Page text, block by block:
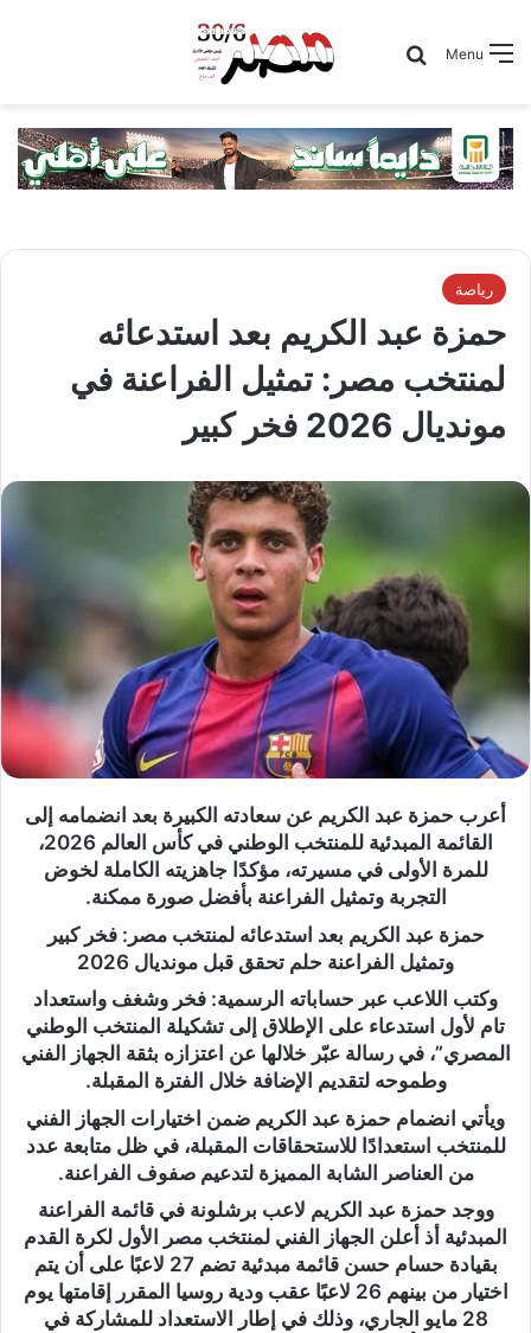
Menu
Search for
رياضة
حمزة عبد الكريم بعد استدعائه
لمنتخب مصر: تمثيل الفراعنة في
مونديال 2026 فخر كبير
أعرب حمزة عبد الكريم عن سعادته الكبيرة بعد انضمامه إلى
القائمة المبدئية للمنتخب الوطني في كأس العالم 2026،
للمرة الأولى في مسيرته، مؤكدًا جاهزيته الكاملة لخوض
التجربة وتمثيل الفراعنة بأفضل صورة ممكنة.
حمزة عبد الكريم بعد استدعائه لمنتخب مصر: فخر كبير
وتمثيل الفراعنة حلم تحقق قبل مونديال 2026
وكتب اللاعب عبر حساباته الرسمية: فخر وشغف واستعداد
تام لأول استدعاء على الإطلاق إلى تشكيلة المنتخب الوطني
المصري”، في رسالة عبّر خلالها عن اعتزازه بثقة الجهاز الفني
وطموحه لتقديم الإضافة خلال الفترة المقبلة.
ويأتي انضمام حمزة عبد الكريم ضمن اختيارات الجهاز الفني
للمنتخب استعدادًا للاستحقاقات المقبلة، في ظل متابعة عدد
من العناصر الشابة المميزة لتدعيم صفوف الفراعنة.
ووجد حمزة عبد الكريم لاعب برشلونة في قائمة الفراعنة
المبدئية أذ أعلن الجهاز الفني لمنتخب مصر الأول لكرة القدم
بقيادة حسام حسن قائمة مبدئية تضم 27 لاعبًا على أن يتم
اختيار من بينهم 26 لاعبًا عقب ودية روسيا المقرر إقامتها يوم
28 مايو الجاري، وذلك في إطار الاستعداد للمشاركة في